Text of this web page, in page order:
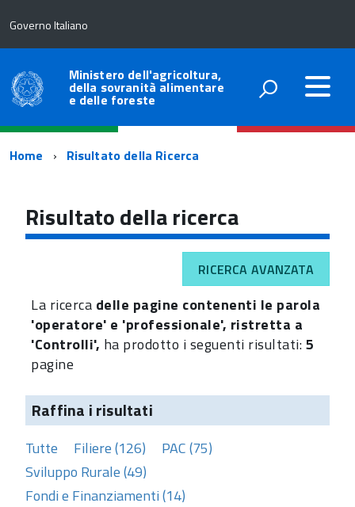
Governo Italiano
Ministero dell'agricoltura,
della sovranità alimentare
e delle foreste
Percorso
navigazione
Home Risultato della Ricerca
Risultato della ricerca
RICERCA AVANZATA
La ricerca delle pagine contenenti le parola
'operatore' e 'professionale', ristretta a
'Controlli', ha prodotto i seguenti risultati:5
pagine
Raffina i risultati
Tutte Filiere (126)
PAC (75)
Sviluppo Rurale (49)
Fondi e Finanziamenti (14)